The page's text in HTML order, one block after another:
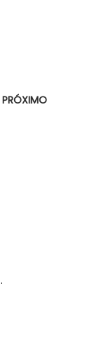
PRÓXIMO